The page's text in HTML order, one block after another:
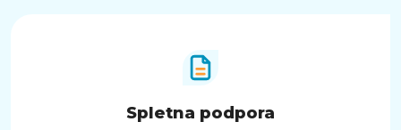
Spletna podpora